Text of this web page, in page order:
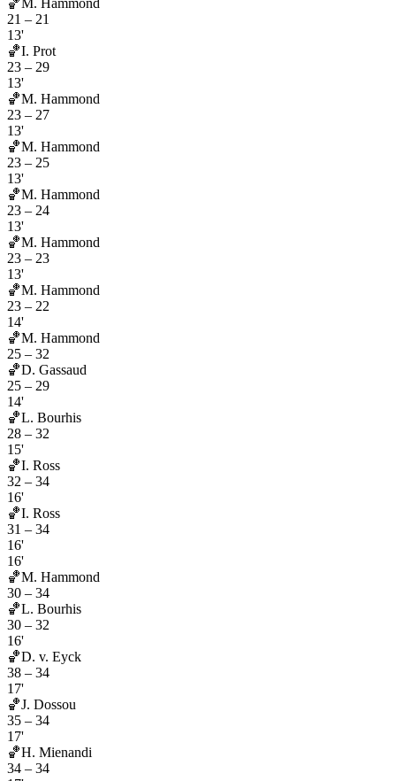
21 – 21
13'
🏀I. Prot
23 – 29
13'
🏀M. Hammond
23 – 27
13'
🏀M. Hammond
23 – 25
13'
🏀M. Hammond
23 – 24
13'
🏀M. Hammond
23 – 23
13'
🏀M. Hammond
23 – 22
14'
🏀M. Hammond
25 – 32
🏀D. Gassaud
25 – 29
14'
🏀L. Bourhis
28 – 32
15'
🏀I. Ross
32 – 34
16'
🏀I. Ross
31 – 34
16'
16'
🏀M. Hammond
30 – 34
🏀L. Bourhis
30 – 32
16'
🏀D. v. Eyck
38 – 34
17'
🏀J. Dossou
35 – 34
17'
🏀H. Mienandi
34 – 34